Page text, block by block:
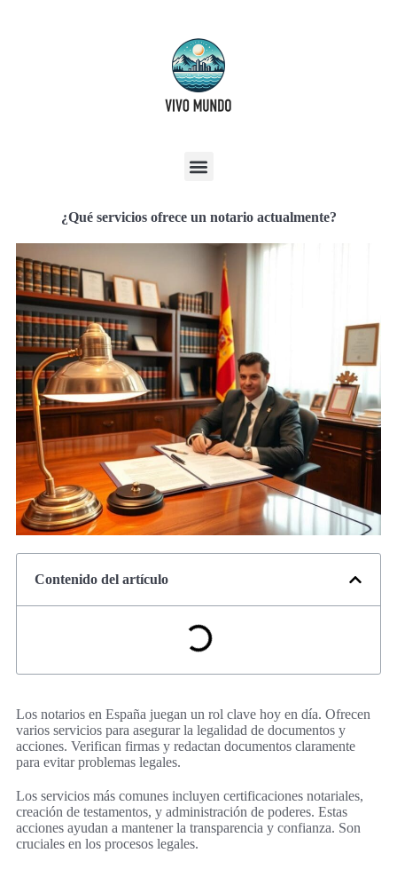
¿Qué servicios ofrece un notario actualmente?
Contenido del artículo
Los notarios en España juegan un rol clave hoy en día. Ofrecen
varios servicios para asegurar la legalidad de documentos y
acciones. Verifican firmas y redactan documentos claramente
para evitar problemas legales.
Los servicios más comunes incluyen certificaciones notariales,
creación de testamentos, y administración de poderes. Estas
acciones ayudan a mantener la transparencia y confianza. Son
cruciales en los procesos legales.